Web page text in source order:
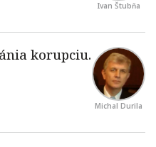
Ivan Štubňa
Michal Durila